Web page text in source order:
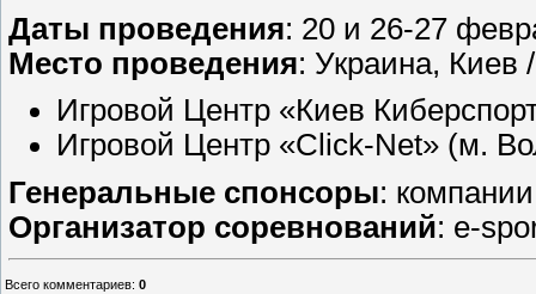
Даты проведения: 20 и 26-27
Место проведения: Украина, Киев
Игровой Центр «Киев
Игровой Центр «Click-Net» (м.
Генеральные спонсоры:
Организатор соревнований: e-
Всего комментариев: 0